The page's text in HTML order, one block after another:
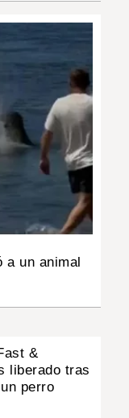
a un animal
&
liberado tras
perro